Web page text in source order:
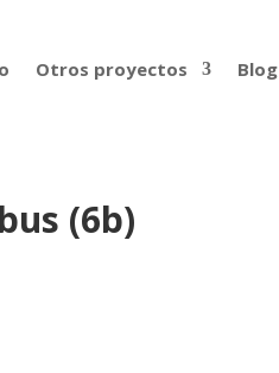
Otros proyectos Blog
(6b)